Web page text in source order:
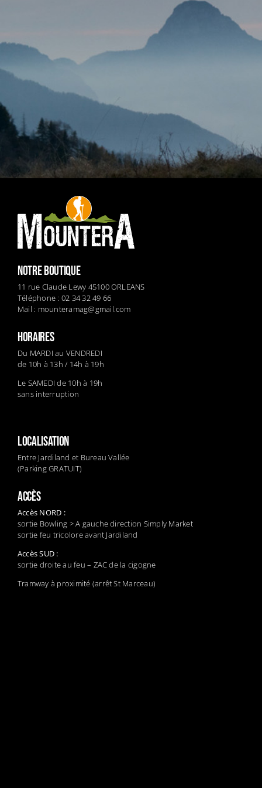
NOTRE BOUTIQUE
11 rue Claude Lewy 45100 ORLEANS
Téléphone : 02 34 32 49 66
Mail : mounteramag@gmail.com
HORAIRES
Du MARDI au VENDREDI
de 10h à 13h / 14h à 19h
Le SAMEDI de 10h à 19h
sans interruption
LOCALISATION
Entre Jardiland et Bureau Vallée
(Parking GRATUIT)
ACCÈS
Accès NORD :
sortie Bowling > A gauche direction Simply Market
sortie feu tricolore avant Jardiland
Accès SUD :
sortie droite au feu – ZAC de la cigogne
Tramway à proximité (arrêt St Marceau)